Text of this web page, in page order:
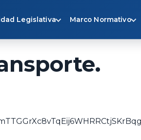
Legislativa Marco Normativo